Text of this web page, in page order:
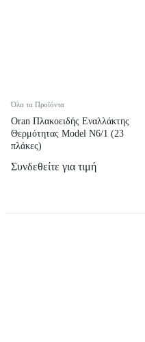
Όλα τα Προϊόντα
Oran Πλακοειδής Εναλλάκτης
Θερμότητας Model N6/1 (23
πλάκες)
Συνδεθείτε για τιμή